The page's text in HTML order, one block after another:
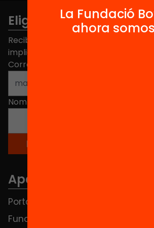
Elige equidad
Recibe contenidos, iniciativas y
implicarte.
Correo electrónico
Nombre
Apartados
Portada
Fundación
La Fundació
ahora somos